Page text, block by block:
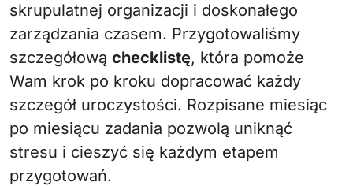
skrupulatnej organizacji i doskonałego
zarządzania czasem. Przygotowaliśmy
szczegółową checklistę, która pomoże
Wam krok po kroku dopracować każdy
szczegół uroczystości. Rozpisane miesiąc
po miesiącu zadania pozwolą uniknąć
stresu i cieszyć się każdym etapem
przygotowań.